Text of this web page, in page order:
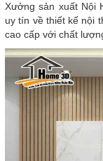
Xưởng sản xuất Nội
uy tín về thiết kế nội
cao cấp với chất